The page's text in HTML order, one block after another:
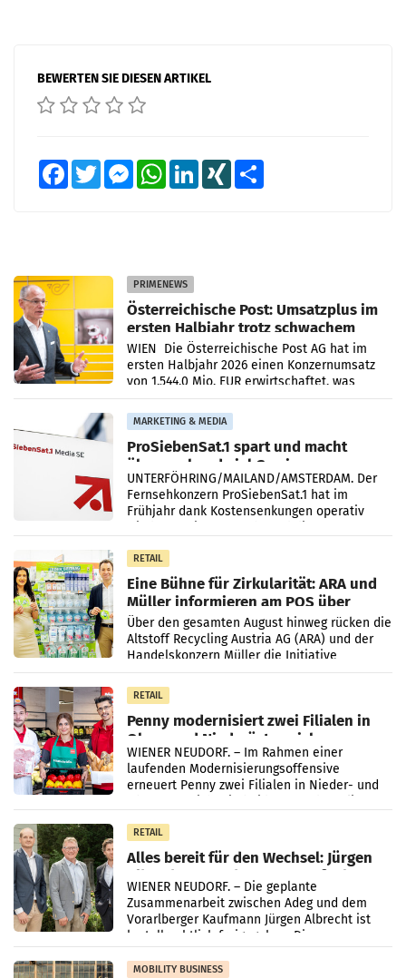
BEWERTEN SIE DIESEN ARTIKEL
FacebookTwitter MessengerWhatsAppLinkedInXING
PRIMENEWS
Österreichische Post: Umsatzplus im
ersten Halbjahr trotz schwachem
Briefgeschäft
WIEN Die Österreichische Post AG hat im
ersten Halbjahr 2026 einen Konzernumsatz
von 1.544,0 Mio. EUR erwirtschaftet, was
einem Plus von 3,8 Prozent gegenüber dem
Vergleichszeitraum
MARKETING & MEDIA
ProSiebenSat.1 spart und macht
überraschend viel Gewinn
UNTERFÖHRING/MAILAND/AMSTERDAM. Der
Fernsehkonzern ProSiebenSat.1 hat im
Frühjahr dank Kostensenkungen operativ
RETAIL
Eine Bühne für Zirkularität: ARA und
Müller informieren am POS über
Kreislauffähigkeit
Über den gesamten August hinweg rücken die
Altstoff Recycling Austria AG (ARA) und der
Handelskonzern Müller die Initiative
„Kreislauf-Helden“ in allen österreichischen
Müller-Filialen
RETAIL
Penny modernisiert zwei Filialen in
Ober- und Niederösterreich
WIENER NEUDORF. – Im Rahmen einer
laufenden Modernisierungsoffensive
erneuert Penny zwei Filialen in Nieder- und
RETAIL
Alles bereit für den Wechsel: Jürgen
Albrecht setzt ab 1.1.2027 auf Adeg
WIENER NEUDORF. – Die geplante
Zusammenarbeit zwischen Adeg und dem
Vorarlberger Kaufmann Jürgen Albrecht ist
kartellrechtlich freigegeben: Die
Bundeswettbewerbsbehörde und der
Bundeskartellanwalt
MOBILITY BUSINESS